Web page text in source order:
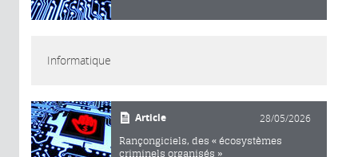
Informatique
Article 28/05/2026
Rançongiciels, des « écosystèmes
criminels organisés »